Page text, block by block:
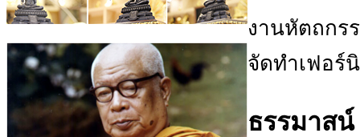
งานหัตถกร
จัดทำเฟอร์
ธรรมาสน์